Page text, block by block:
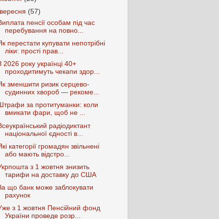
вересня (57)
пенсії особам під час
перебування на повно...
перестати купувати непотрібні
ліки: прості прав...
2026 року українці 40+
проходитимуть чекапи здор...
зменшити ризик серцево-
судинних хвороб — рекоме...
за протитуманки: коли
вмикати фари, щоб не ...
радіодиктант
національної єдності в...
категорії громадян звільнені
або мають відстро...
з 1 жовтня знизить
тарифи на доставку до США
що банк може заблокувати
рахунок
з 1 жовтня Пенсійний фонд
України проведе розр...